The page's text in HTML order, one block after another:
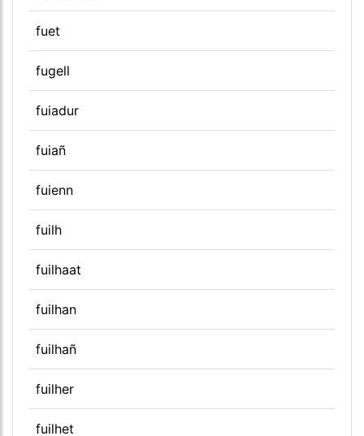
fuet
fugell
fuiadur
fuiañ
fuienn
fuilh
fuilhaat
fuilhan
fuilhañ
fuilher
fuilhet